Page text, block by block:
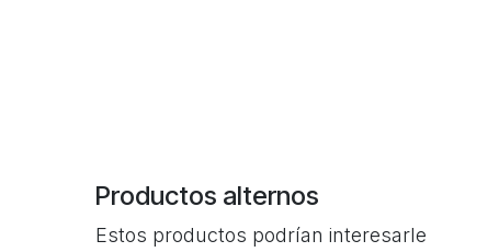
Productos alternos
Estos productos podrían interesarle